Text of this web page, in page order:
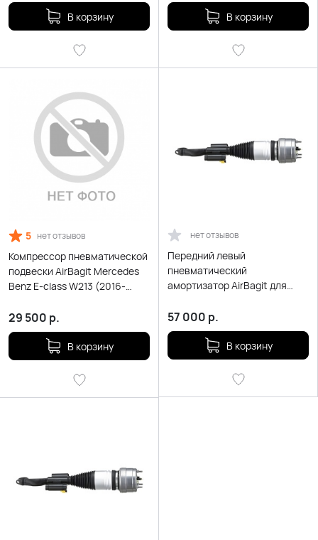
В корзину В корзину
5 нет отзывов
Компрессор пневматической
подвески AirBagit Mercedes
Benz E-class W213 (2016-
29 500 р.
В корзину
нет отзывов
Передний левый
пневматический
амортизатор AirBagit для
(2016-2022)
57 000 р.
В корзину